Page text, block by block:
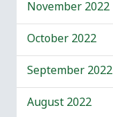
November 2022
October 2022
September 2022
August 2022